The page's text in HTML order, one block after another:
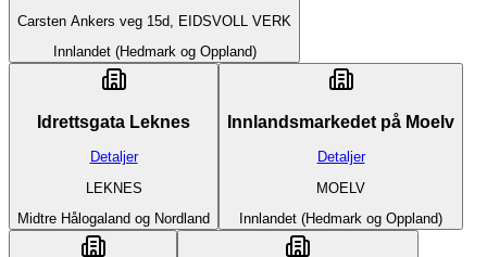
Carsten Ankers veg 15d, EIDSVOLL VERK
Innlandet (Hedmark og Oppland)
Idrettsgata Leknes
Detaljer
LEKNES
Midtre Hålogaland og Nordland
Innlandsmarkedet på Moelv
Detaljer
MOELV
Innlandet (Hedmark og Oppland)